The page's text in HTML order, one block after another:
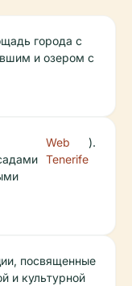
города с
и озером с
Web
Tenerife
).
посвященные
и культурной